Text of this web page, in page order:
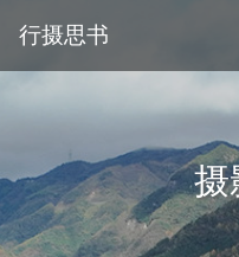
行摄思书
摄